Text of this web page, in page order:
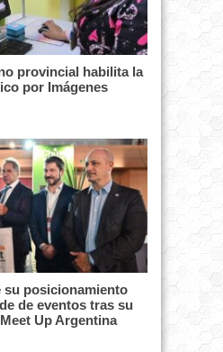
provincial habilita la
por Imágenes
su posicionamiento
de eventos tras su
Up Argentina